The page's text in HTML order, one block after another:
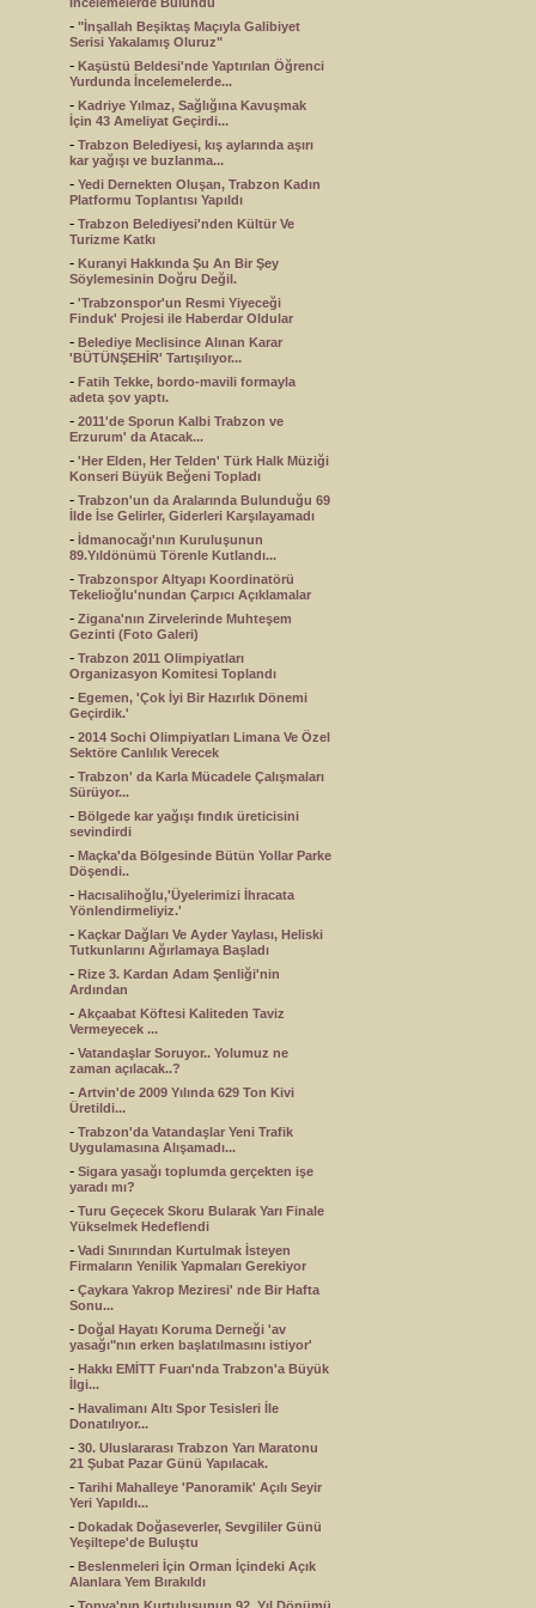
- "İnşallah Beşiktaş Maçıyla Galibiyet
Serisi Yakalamış Oluruz"
- Kaşüstü Beldesi'nde Yaptırılan Öğrenci
Yurdunda İncelemelerde...
- Kadriye Yılmaz, Sağlığına Kavuşmak
İçin 43 Ameliyat Geçirdi...
- Trabzon Belediyesi, kış aylarında aşırı
kar yağışı ve buzlanma...
- Yedi Dernekten Oluşan, Trabzon Kadın
Platformu Toplantısı Yapıldı
- Trabzon Belediyesi'nden Kültür Ve
Turizme Katkı
- Kuranyi Hakkında Şu An Bir Şey
Söylemesinin Doğru Değil.
- 'Trabzonspor'un Resmi Yiyeceği
Finduk' Projesi ile Haberdar Oldular
- Belediye Meclisince Alınan Karar
'BÜTÜNŞEHİR' Tartışılıyor...
- Fatih Tekke, bordo-mavili formayla
adeta şov yaptı.
- 2011'de Sporun Kalbi Trabzon ve
Erzurum' da Atacak...
- 'Her Elden, Her Telden' Türk Halk Müziği
Konseri Büyük Beğeni Topladı
- Trabzon'un da Aralarında Bulunduğu 69
İlde İse Gelirler, Giderleri Karşılayamadı
- İdmanocağı'nın Kuruluşunun
89.Yıldönümü Törenle Kutlandı...
- Trabzonspor Altyapı Koordinatörü
Tekelioğlu'nundan Çarpıcı Açıklamalar
- Zigana'nın Zirvelerinde Muhteşem
Gezinti (Foto Galeri)
- Trabzon 2011 Olimpiyatları
Organizasyon Komitesi Toplandı
- Egemen, 'Çok İyi Bir Hazırlık Dönemi
Geçirdik.'
- 2014 Sochi Olimpiyatları Limana Ve Özel
Sektöre Canlılık Verecek
- Trabzon' da Karla Mücadele Çalışmaları
Sürüyor...
- Bölgede kar yağışı fındık üreticisini
sevindirdi
- Maçka'da Bölgesinde Bütün Yollar Parke
Döşendi..
- Hacısalihoğlu,'Üyelerimizi İhracata
Yönlendirmeliyiz.'
- Kaçkar Dağları Ve Ayder Yaylası, Heliski
Tutkunlarını Ağırlamaya Başladı
- Rize 3. Kardan Adam Şenliği'nin
Ardından
- Akçaabat Köftesi Kaliteden Taviz
Vermeyecek ...
- Vatandaşlar Soruyor.. Yolumuz ne
zaman açılacak..?
- Artvin'de 2009 Yılında 629 Ton Kivi
Üretildi...
- Trabzon'da Vatandaşlar Yeni Trafik
Uygulamasına Alışamadı...
- Sigara yasağı toplumda gerçekten işe
yaradı mı?
- Turu Geçecek Skoru Bularak Yarı Finale
Yükselmek Hedeflendi
- Vadi Sınırından Kurtulmak İsteyen
Firmaların Yenilik Yapmaları Gerekiyor
- Çaykara Yakrop Meziresi' nde Bir Hafta
Sonu...
- Doğal Hayatı Koruma Derneği 'av
yasağı"nın erken başlatılmasını istiyor'
- Hakkı EMİTT Fuarı'nda Trabzon'a Büyük
İlgi...
- Havalimanı Altı Spor Tesisleri İle
Donatılıyor...
- 30. Uluslararası Trabzon Yarı Maratonu
21 Şubat Pazar Günü Yapılacak.
- Tarihi Mahalleye 'Panoramik' Açılı Seyir
Yeri Yapıldı...
- Dokadak Doğaseverler, Sevgililer Günü
Yeşiltepe'de Buluştu
- Beslenmeleri İçin Orman İçindeki Açık
Alanlara Yem Bırakıldı